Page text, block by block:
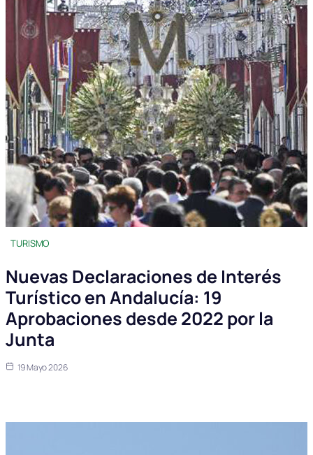
TURISMO
Nuevas Declaraciones de Interés
Turístico en Andalucía: 19
Aprobaciones desde 2022 por la
Junta
19 Mayo 2026